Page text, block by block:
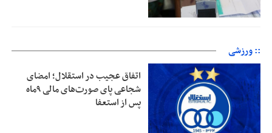
:: ورزشی
اتفاق عجیب در استقلال؛ امضای
شجاعی پای صورت‌های مالی ٩ماه
پس از استعفا